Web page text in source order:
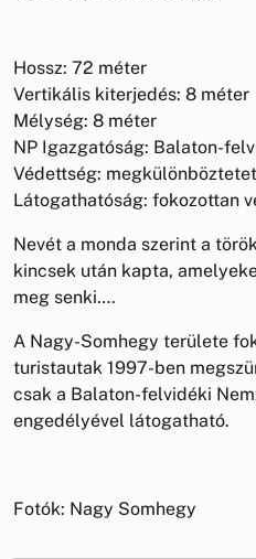
Hossz: 72 méter
Vertikális kiterjedés: 8 méter
Mélység: 8 méter
NP Igazgatóság: Balaton-
Védettség:
Látogathatóság: fokozottan
Nevét a monda szerint a
kincsek után kapta,
meg senki….
A Nagy-Somhegy területe
turistautak 1997-ben
csak a Balaton-felvidéki
engedélyével látogatható.
Fotók: Nagy Somhegy